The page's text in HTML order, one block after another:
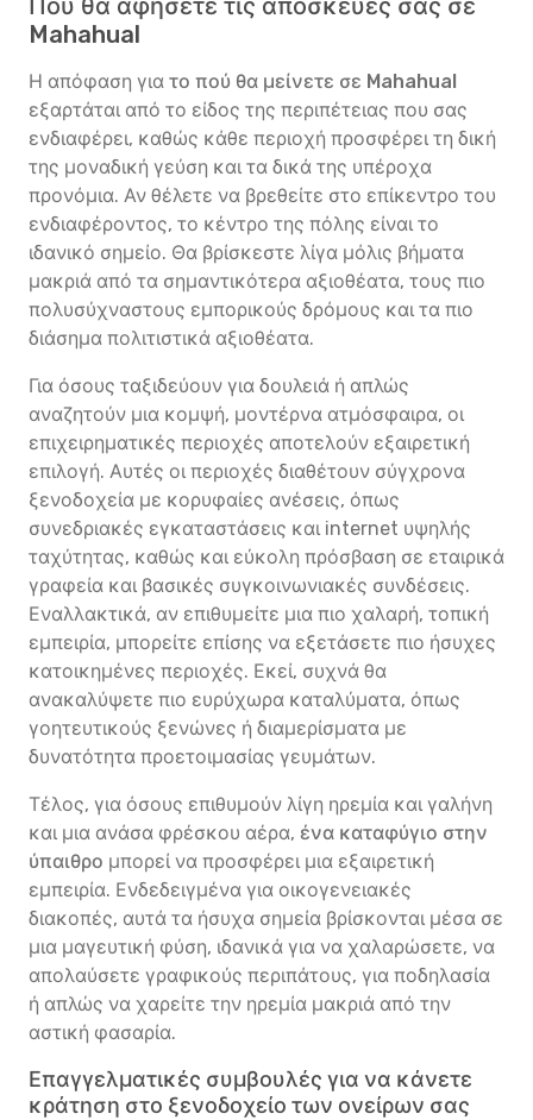
Πού θα αφήσετε τις αποσκευές σας σε
Mahahual
Η απόφαση για το πού θα μείνετε σε Mahahual
εξαρτάται από το είδος της περιπέτειας που σας
ενδιαφέρει, καθώς κάθε περιοχή προσφέρει τη δική
της μοναδική γεύση και τα δικά της υπέροχα
προνόμια. Αν θέλετε να βρεθείτε στο επίκεντρο του
ενδιαφέροντος, το κέντρο της πόλης είναι το
ιδανικό σημείο. Θα βρίσκεστε λίγα μόλις βήματα
μακριά από τα σημαντικότερα αξιοθέατα, τους πιο
πολυσύχναστους εμπορικούς δρόμους και τα πιο
διάσημα πολιτιστικά αξιοθέατα.
Για όσους ταξιδεύουν για δουλειά ή απλώς
αναζητούν μια κομψή, μοντέρνα ατμόσφαιρα, οι
επιχειρηματικές περιοχές αποτελούν εξαιρετική
επιλογή. Αυτές οι περιοχές διαθέτουν σύγχρονα
ξενοδοχεία με κορυφαίες ανέσεις, όπως
συνεδριακές εγκαταστάσεις και internet υψηλής
ταχύτητας, καθώς και εύκολη πρόσβαση σε εταιρικά
γραφεία και βασικές συγκοινωνιακές συνδέσεις.
Εναλλακτικά, αν επιθυμείτε μια πιο χαλαρή, τοπική
εμπειρία, μπορείτε επίσης να εξετάσετε πιο ήσυχες
κατοικημένες περιοχές. Εκεί, συχνά θα
ανακαλύψετε πιο ευρύχωρα καταλύματα, όπως
γοητευτικούς ξενώνες ή διαμερίσματα με
δυνατότητα προετοιμασίας γευμάτων.
Τέλος, για όσους επιθυμούν λίγη ηρεμία και γαλήνη
και μια ανάσα φρέσκου αέρα, ένα καταφύγιο στην
ύπαιθρο μπορεί να προσφέρει μια εξαιρετική
εμπειρία. Ενδεδειγμένα για οικογενειακές
διακοπές, αυτά τα ήσυχα σημεία βρίσκονται μέσα σε
μια μαγευτική φύση, ιδανικά για να χαλαρώσετε, να
απολαύσετε γραφικούς περιπάτους, για ποδηλασία
ή απλώς να χαρείτε την ηρεμία μακριά από την
αστική φασαρία.
Επαγγελματικές συμβουλές για να κάνετε
κράτηση στο ξενοδοχείο των ονείρων σας